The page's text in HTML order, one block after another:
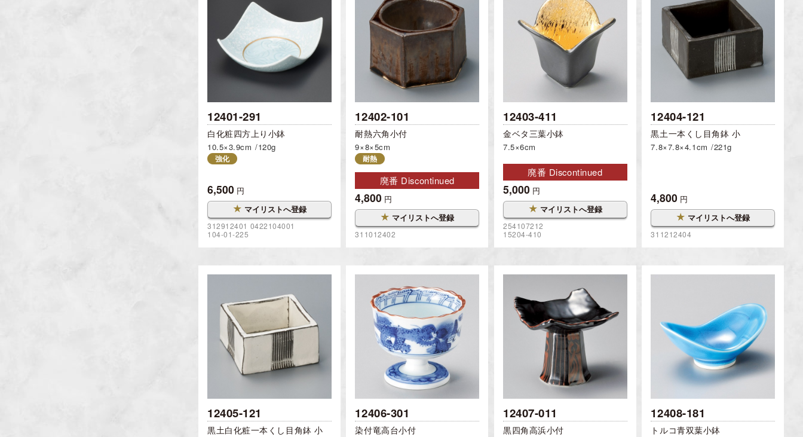
12401-291
白化粧四方上り小鉢
10.5×3.9cm 120g
強化
6,500 円
★ マイリストへ登録
312912401 0422104001
104-01-225
12402-101
耐熱六角小付
9×8×5cm
耐熱
廃番 Discontinued
4,800 円
★ マイリストへ登録
311012402
12403-411
金ベタ三葉小鉢
7.5×6cm
廃番 Discontinued
5,000 円
★ マイリストへ登録
254107212
15204-410
12404-121
黒土一本くし目角鉢 小
7.8×7.8×4.1cm 221g
4,800 円
★ マイリストへ登録
311212404
12405-121
黒土白化粧一本くし目角鉢 小
12406-301
染付竜高台小付
12407-011
黒四角高浜小付
12408-181
トルコ青双葉小鉢